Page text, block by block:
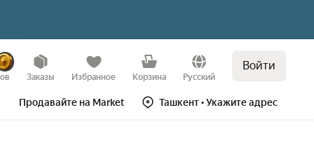
Заказы Избранное Корзина Русский
Войти
Продавайте на Market Ташкент• Укажите адрес